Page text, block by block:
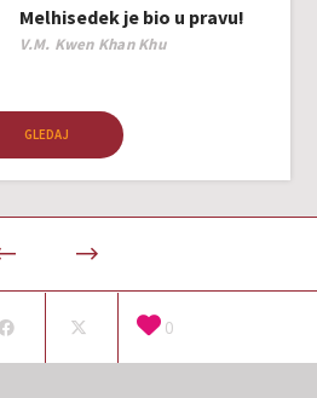
Melhisedek je bio u pravu!
Author
V.M. Kwen Khan Khu
GLEDAJ
0